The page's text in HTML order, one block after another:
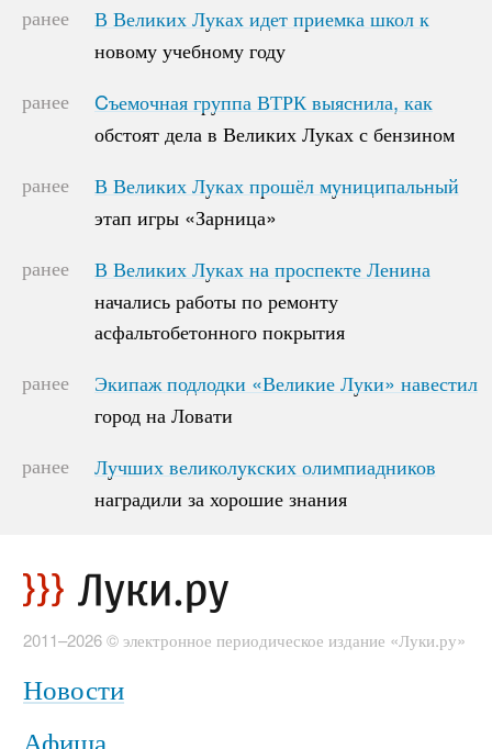
ранее
В Великих Луках идет приемка школ к
новому учебному году
В Великих Луках идет приемка школ к
новому учебному году
ранее
Cъемочная группа ВТРК выяснила, как
обстоят дела в Великих Луках с бензином
Cъемочная группа ВТРК выяснила, как
обстоят дела в Великих Луках с бензином
ранее
В Великих Луках прошёл муниципальный
этап игры «Зарница»
В Великих Луках прошёл муниципальный
этап игры «Зарница»
ранее
В Великих Луках на проспекте Ленина
начались работы по ремонту
асфальтобетонного покрытия
В Великих Луках на проспекте Ленина
начались работы по ремонту
асфальтобетонного покрытия
ранее
Экипаж подлодки «Великие Луки» навестил
город на Ловати
Экипаж подлодки «Великие Луки» навестил
город на Ловати
ранее
Лучших великолукских олимпиадников
наградили за хорошие знания
Лучших великолукских олимпиадников
наградили за хорошие знания
2011–2026 © электронное периодическое издание «Луки.ру»
Новости
Афиша